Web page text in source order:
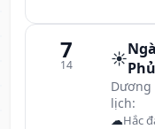
7
14 ☀️Phủ
Dương
lịch:
☁Hắc